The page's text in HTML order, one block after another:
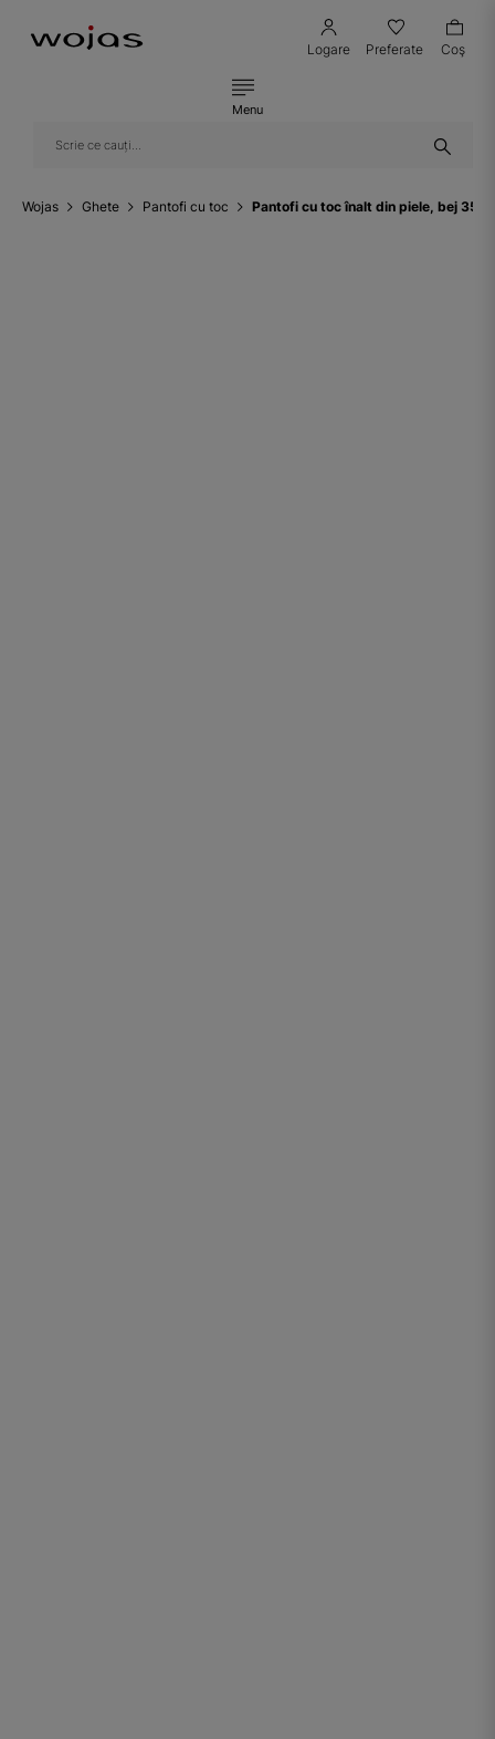
Logare Preferate Coş
Menu
Wojas Ghete Pantofi cu toc Pantofi cu toc înalt din piele, bej